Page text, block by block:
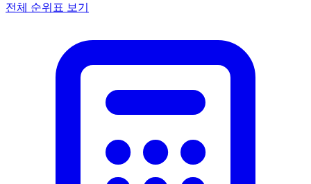
전체 순위표 보기